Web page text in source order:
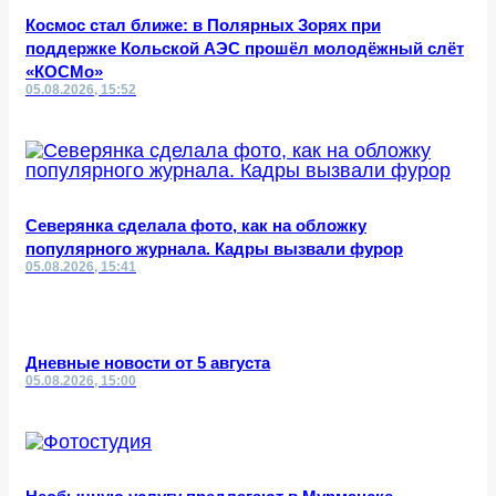
Космос стал ближе: в Полярных Зорях при
поддержке Кольской АЭС прошёл молодёжный слёт
«КОСМо»
05.08.2026, 15:52
Северянка сделала фото, как на обложку
популярного журнала. Кадры вызвали фурор
05.08.2026, 15:41
Дневные новости от 5 августа
05.08.2026, 15:00